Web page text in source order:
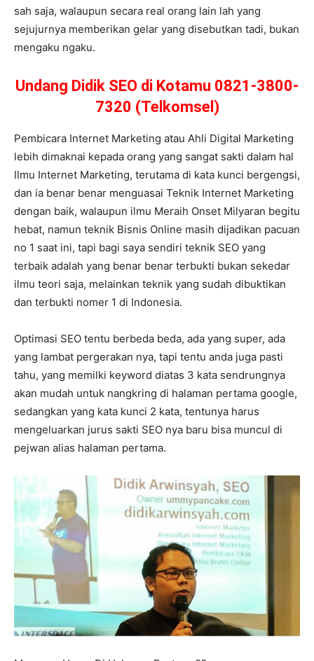
sah saja, walaupun secara real orang lain lah yang
sejujurnya memberikan gelar yang disebutkan tadi, bukan
mengaku ngaku.
Undang Didik SEO di Kotamu 0821-3800-
7320 (Telkomsel)
Pembicara Internet Marketing atau Ahli Digital Marketing
lebih dimaknai kepada orang yang sangat sakti dalam hal
Ilmu Internet Marketing, terutama di kata kunci bergengsi,
dan ia benar benar menguasai Teknik Internet Marketing
dengan baik, walaupun ilmu Meraih Onset Milyaran begitu
hebat, namun teknik Bisnis Online masih dijadikan pacuan
no 1 saat ini, tapi bagi saya sendiri teknik SEO yang
terbaik adalah yang benar benar terbukti bukan sekedar
ilmu teori saja, melainkan teknik yang sudah dibuktikan
dan terbukti nomer 1 di Indonesia.
Optimasi SEO tentu berbeda beda, ada yang super, ada
yang lambat pergerakan nya, tapi tentu anda juga pasti
tahu, yang memilki keyword diatas 3 kata sendrungnya
akan mudah untuk nangkring di halaman pertama google,
sedangkan yang kata kunci 2 kata, tentunya harus
mengeluarkan jurus sakti SEO nya baru bisa muncul di
pejwan alias halaman pertama.